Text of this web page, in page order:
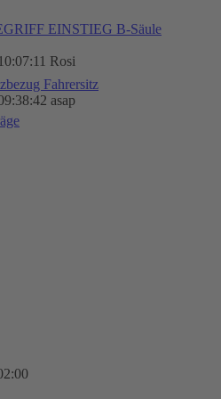
EINSTIEG B-Säule
Rosi
Fahrersitz
asap